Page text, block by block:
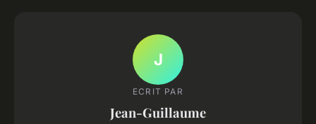
J
ECRIT PAR
Jean-Guillaume